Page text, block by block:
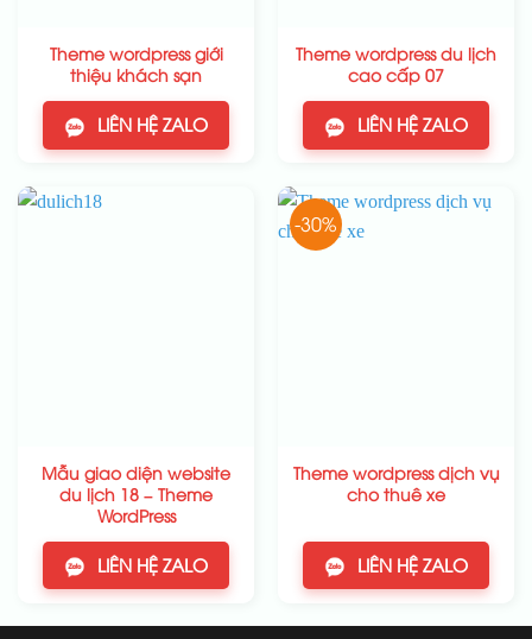
Theme wordpress giới
thiệu khách sạn
LIÊN HỆ ZALO
Theme wordpress du lịch
cao cấp 07
LIÊN HỆ ZALO
Mẫu giao diện website
du lịch 18 – Theme
WordPress
LIÊN HỆ ZALO
-30%
Theme wordpress dịch vụ
cho thuê xe
LIÊN HỆ ZALO